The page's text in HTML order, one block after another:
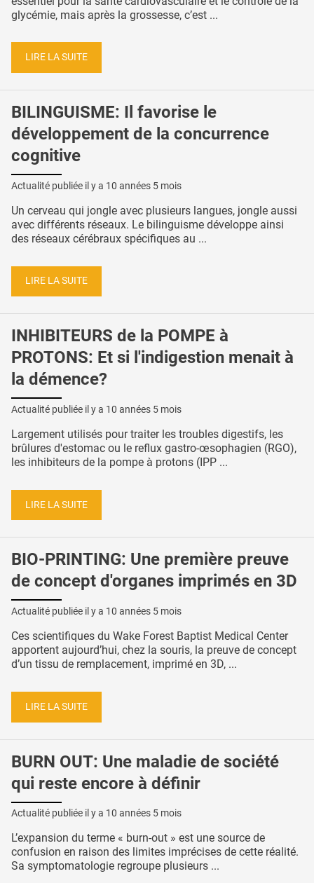
glycémie, mais après la grossesse, c’est ...
LIRE LA SUITE
BILINGUISME: Il favorise le
développement de la concurrence
cognitive
Actualité publiée il y a 10 années 5 mois
Un cerveau qui jongle avec plusieurs langues, jongle aussi
avec différents réseaux. Le bilinguisme développe ainsi
des réseaux cérébraux spécifiques au ...
LIRE LA SUITE
INHIBITEURS de la POMPE à
PROTONS: Et si l'indigestion menait à
la démence?
Actualité publiée il y a 10 années 5 mois
Largement utilisés pour traiter les troubles digestifs, les
brûlures d'estomac ou le reflux gastro-œsophagien (RGO),
les inhibiteurs de la pompe à protons (IPP ...
LIRE LA SUITE
BIO-PRINTING: Une première preuve
de concept d'organes imprimés en 3D
Actualité publiée il y a 10 années 5 mois
Ces scientifiques du Wake Forest Baptist Medical Center
apportent aujourd’hui, chez la souris, la preuve de concept
d’un tissu de remplacement, imprimé en 3D, ...
LIRE LA SUITE
BURN OUT: Une maladie de société
qui reste encore à définir
Actualité publiée il y a 10 années 5 mois
L’expansion du terme « burn-out » est une source de
confusion en raison des limites imprécises de cette réalité.
Sa symptomatologie regroupe plusieurs ...